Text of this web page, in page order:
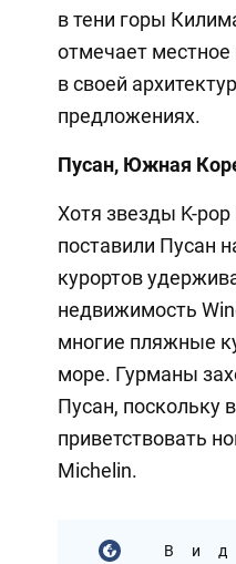
в тени горы
отмечает местное
в своей
предложениях.
Пусан, Южная
Хотя звезды K-
поставили Пусан
курортов
недвижимость
многие пляжные
море. Гурманы
Пусан, поскольку
приветствовать
Michelin.